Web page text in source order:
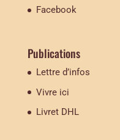
Facebook
Publications
Lettre d’infos
Vivre ici
Livret DHL